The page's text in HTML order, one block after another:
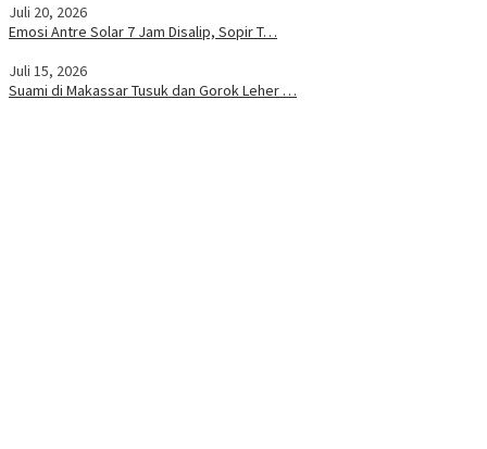
Juli 20, 2026
Emosi Antre Solar 7 Jam Disalip, Sopir T…
Juli 15, 2026
Suami di Makassar Tusuk dan Gorok Leher …